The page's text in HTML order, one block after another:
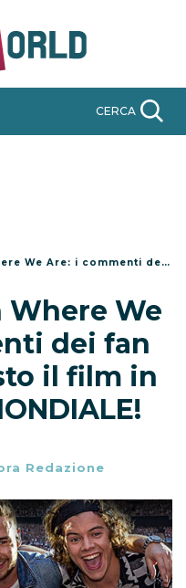
CERCA
dei fan che hanno visto il film in anteprima MONDIALE!
We
dei fan
il film in
Redazione